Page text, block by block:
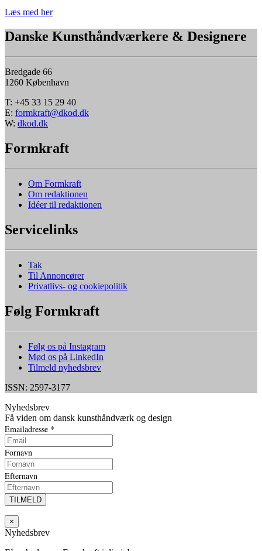
Læs med her
Danske Kunsthåndværkere & Designere
Bredgade 66
1260 København
T: +45 33 15 29 40
E: formkraft@dkod.dk
W: dkod.dk
Formkraft
Om Formkraft
Om redaktionen
Idéer til redaktionen
Servicelinks
Tak
Til Annoncører
Privatlivs- og cookiepolitik
Følg Formkraft
Følg os på Instagram
Mød os på LinkedIn
Tilmeld nyhedsbrev
ISSN: 2597-3177
Nyhedsbrev
Få viden om dansk kunsthåndværk og design
Emailadresse *
Fornavn
Efternavn
×
Nyhedsbrev